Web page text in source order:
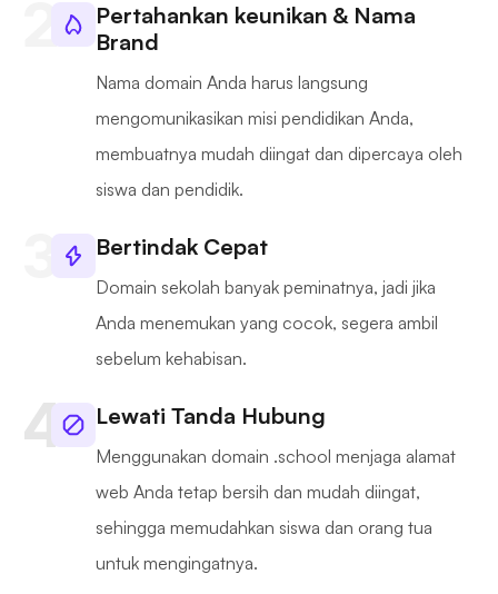
Pertahankan keunikan & Nama
Brand
Nama domain Anda harus langsung
mengomunikasikan misi pendidikan Anda,
membuatnya mudah diingat dan dipercaya oleh
siswa dan pendidik.
Bertindak Cepat
Domain sekolah banyak peminatnya, jadi jika
Anda menemukan yang cocok, segera ambil
sebelum kehabisan.
Lewati Tanda Hubung
Menggunakan domain .school menjaga alamat
web Anda tetap bersih dan mudah diingat,
sehingga memudahkan siswa dan orang tua
untuk mengingatnya.